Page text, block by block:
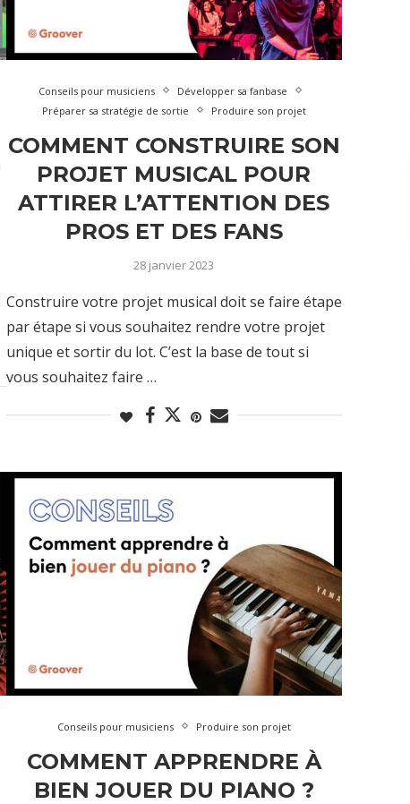
Conseils pour musiciens
Développer sa fanbase
Préparer sa stratégie de sortie
Produire son projet
COMMENT CONSTRUIRE SON
PROJET MUSICAL POUR
ATTIRER L’ATTENTION DES
PROS ET DES FANS
28 janvier 2023
Construire votre projet musical doit se faire étape
par étape si vous souhaitez rendre votre projet
unique et sortir du lot. C’est la base de tout si
vous souhaitez faire …
Conseils pour musiciens Produire son projet
COMMENT APPRENDRE À
BIEN JOUER DU PIANO ?